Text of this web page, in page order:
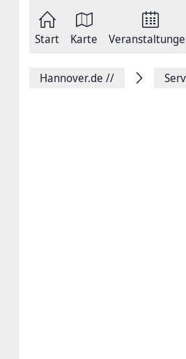
springen
Start Karte
FacebookHannover.de //